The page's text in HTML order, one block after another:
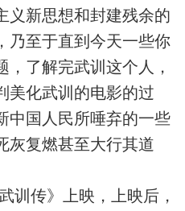
义新思想和封建残余的
乃至于直到今天一些你
了解完武训这个人，
美化武训的电影的过
中国人民所唾弃的一些
灰复燃甚至大行其道
传》上映，上映后，